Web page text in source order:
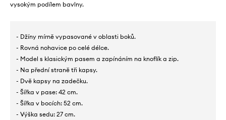
vysokým podílem bavlny.
- Džíny mírně vypasované v oblasti boků.
- Rovná nohavice po celé délce.
- Model s klasickým pasem a zapínáním na knoflík a zip.
- Na přední straně tři kapsy.
- Dvě kapsy na zadečku.
- Šířka v pase: 42 cm.
- Šířka v bocích: 52 cm.
- Výška sedu: 27 cm.